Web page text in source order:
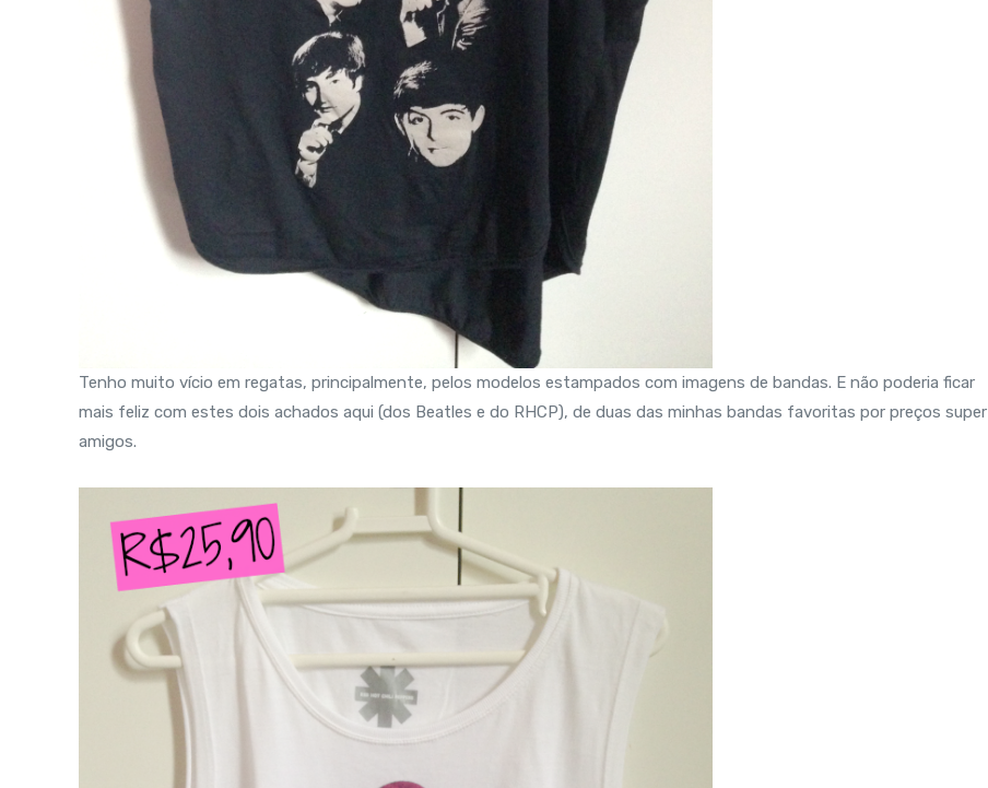
Tenho muito vício em regatas, principalmente, pelos modelos estampados com imagens de bandas. E não poderia ficar
mais feliz com estes dois achados aqui (dos Beatles e do RHCP), de duas das minhas bandas favoritas por preços super
amigos.